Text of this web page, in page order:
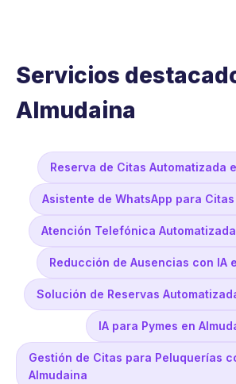
Servicios
Almudaina
Reserva de Citas Automatizada
Asistente de WhatsApp para
Atención Telefónica
Reducción de Ausencias con IA
Solución de Reservas
IA para Pymes en
Gestión de Citas para Peluquerías
Almudaina